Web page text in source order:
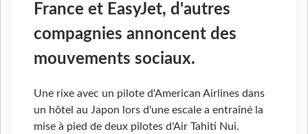
France et EasyJet, d'autres
compagnies annoncent des
mouvements sociaux.
Une rixe avec un pilote d'American Airlines dans
un hôtel au Japon lors d'une escale a entraîné la
mise à pied de deux pilotes d'Air Tahiti Nui.